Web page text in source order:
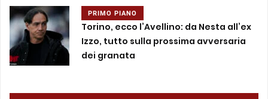
PRIMO PIANO
Torino, ecco l’Avellino: da Nesta all’ex
Izzo, tutto sulla prossima avversaria
dei granata